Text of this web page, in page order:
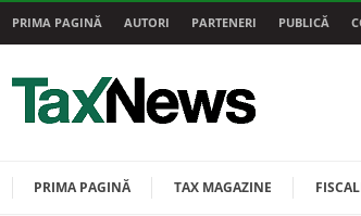
PRIMA PAGINĂ AUTORI PARTENERI PUBLICĂ
PRIMA PAGINĂ TAX MAGAZINE